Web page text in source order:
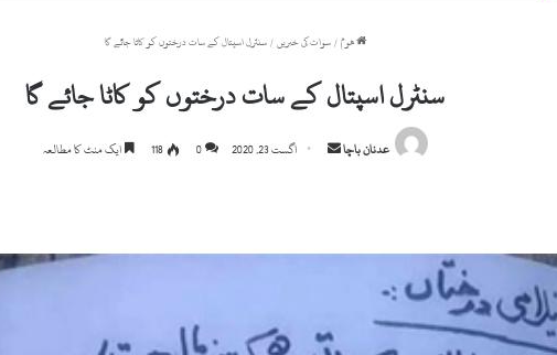
ھوم / سوات کی خبریں / سنٹرل اسپتال کے سات درختوں کو کاٹا جائے گا
سنٹرل اسپتال کے سات درختوں کو کاٹا جائے گا
عدنان باچا
Send اگست 23, 2020 0
118 ایک منٹ کا مطالعہ